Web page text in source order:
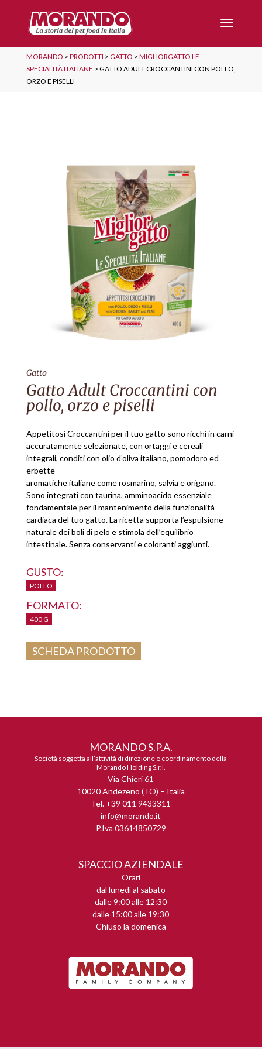
MORANDO > PRODOTTI > GATTO > MIGLIORGATTO LE
SPECIALITÀ ITALIANE > GATTO ADULT CROCCANTINI CON POLLO,
ORZO E PISELLI
Gatto
Gatto Adult Croccantini con
pollo, orzo e piselli
Appetitosi Croccantini per il tuo gatto sono ricchi in carni
accuratamente selezionate, con ortaggi e cereali
integrali, conditi con olio d’oliva italiano, pomodoro ed
erbette
aromatiche italiane come rosmarino, salvia e origano.
Sono integrati con taurina, amminoacido essenziale
fondamentale per il mantenimento della funzionalità
cardiaca del tuo gatto. La ricetta supporta l’espulsione
naturale dei boli di pelo e stimola dell’equilibrio
intestinale. Senza conservanti e coloranti aggiunti.
GUSTO:
POLLO
FORMATO:
400 G
SCHEDA PRODOTTO
MORANDO S.P.A.
Società soggetta all’attività di direzione e coordinamento della
Morando Holding S.r.l.
Via Chieri 61
10020 Andezeno (TO) – Italia
Tel. +39 011 9433311
info@morando.it
P.Iva 03614850729
SPACCIO AZIENDALE
Orari
dal lunedì al sabato
dalle 9:00 alle 12:30
dalle 15:00 alle 19:30
Chiuso la domenica